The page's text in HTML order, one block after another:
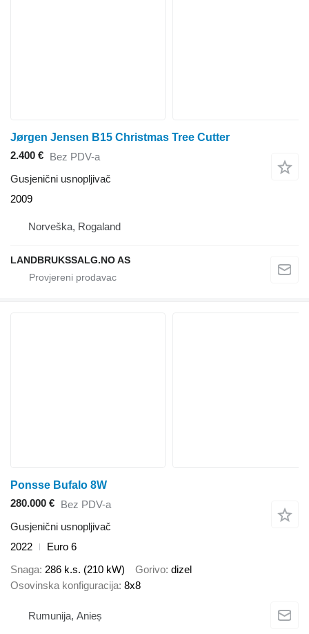
Jørgen Jensen B15 Christmas Tree Cutter
2.400 € Bez PDV-a
Gusjenični usnopljivač
2009
Norveška, Rogaland
LANDBRUKSSALG.NO AS
Ponsse Bufalo 8W
280.000 € Bez PDV-a
Gusjenični usnopljivač
2022
Euro 6
Snaga 286 k.s. (210 kW) Gorivo dizel
Osovinska konfiguracija 8x8
Rumunija, Anieș